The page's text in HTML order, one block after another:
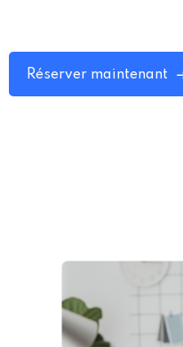
Réserver maintenant